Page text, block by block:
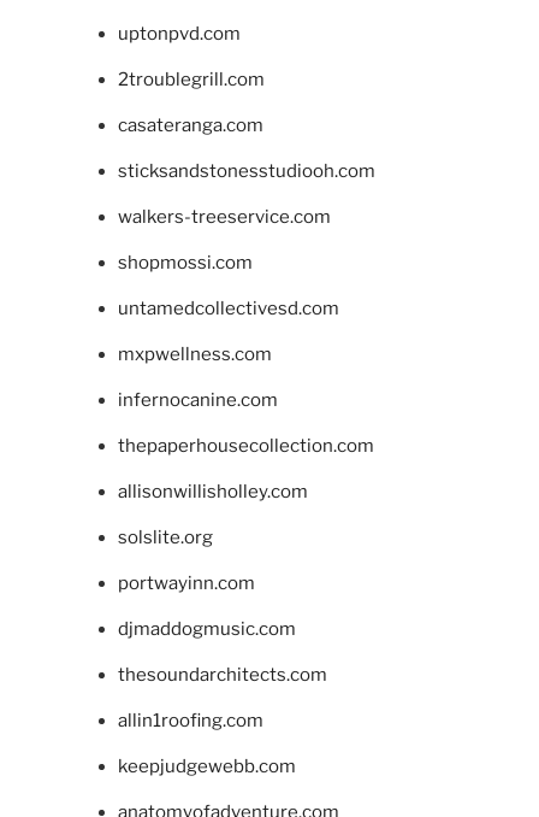
uptonpvd.com
2troublegrill.com
casateranga.com
sticksandstonesstudiooh.com
walkers-treeservice.com
shopmossi.com
untamedcollectivesd.com
mxpwellness.com
infernocanine.com
thepaperhousecollection.com
allisonwillisholley.com
solslite.org
portwayinn.com
djmaddogmusic.com
thesoundarchitects.com
allin1roofing.com
keepjudgewebb.com
anatomyofadventure.com